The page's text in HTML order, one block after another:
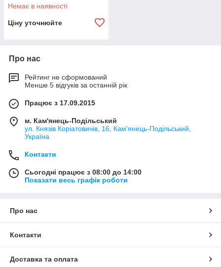
Немає в наявності
Ціну уточнюйте
Про нас
Рейтинг не сформований
Менше 5 відгуків за останній рік
Працює з 17.09.2015
м. Кам'янець-Подільський
ул. Князів Коріатовичів, 16, Кам'янець-Подільський,
Україна
Контакти
Сьогодні працює з 08:00 до 14:00
Показати весь графік роботи
Про нас
Контакти
Доставка та оплата